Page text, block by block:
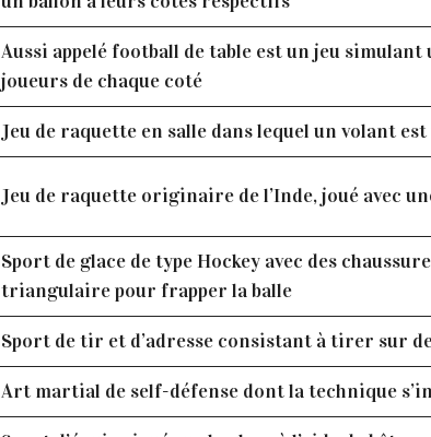
Aussi appelé football de table est un jeu
joueurs de chaque coté
Jeu de raquette en salle dans lequel un volant
Jeu de raquette originaire de l’Inde, joué avec
Sport de glace de type Hockey avec des
triangulaire pour frapper la balle
Sport de tir et d’adresse consistant à tirer sur
Art martial de self-défense dont la technique